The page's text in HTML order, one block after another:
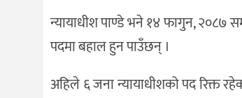
न्यायाधीश पाण्डे भने १४ फागुन, २०८७
पदमा बहाल हुन पाउँछन् ।
अहिले ६ जना न्यायाधीशको पद रिक्त